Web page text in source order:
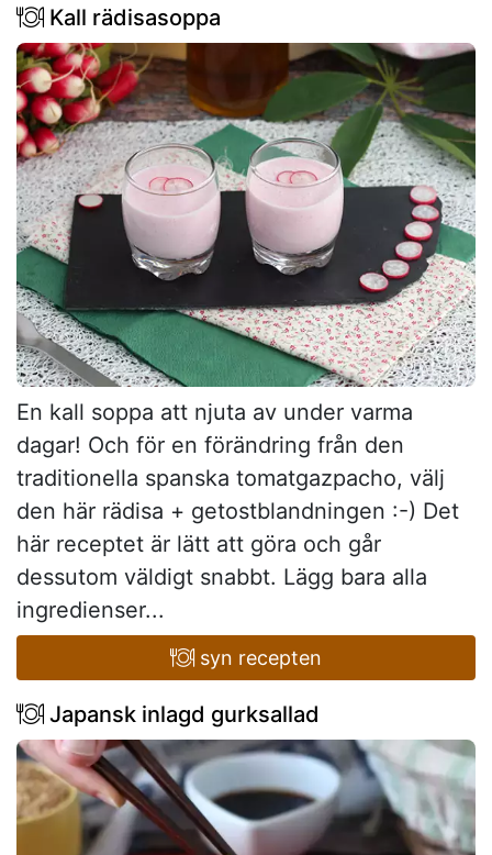
Kall rädisasoppa
En kall soppa att njuta av under varma
dagar! Och för en förändring från den
traditionella spanska tomatgazpacho, välj
den här rädisa + getostblandningen :-) Det
här receptet är lätt att göra och går
dessutom väldigt snabbt. Lägg bara alla
ingredienser...
syn recepten
Japansk inlagd gurksallad